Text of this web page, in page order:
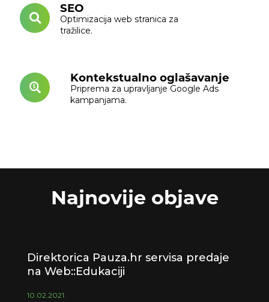
SEO
Optimizacija web stranica za
tražilice.
Kontekstualno oglašavanje
Priprema za upravljanje Google Ads
kampanjama.
Najnovije objave
Direktorica Pauza.hr servisa predaje
na Web::Edukaciji
10.02.2021.